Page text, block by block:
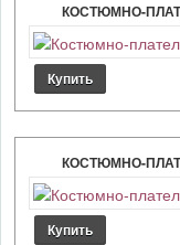
КОСТЮМНО-
КОСТЮМНО-